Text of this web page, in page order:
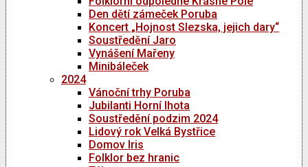
Den dětí zámeček Poruba
Koncert „Hojnost Slezska, jejich dary“
Soustředění Jaro
Vynášení Mařeny
Minibáleček
2024
Vánoční trhy Poruba
Jubilanti Horní lhota
Soustředění podzim 2024
Lidový rok Velká Bystřice
Domov Iris
Folklor bez hranic